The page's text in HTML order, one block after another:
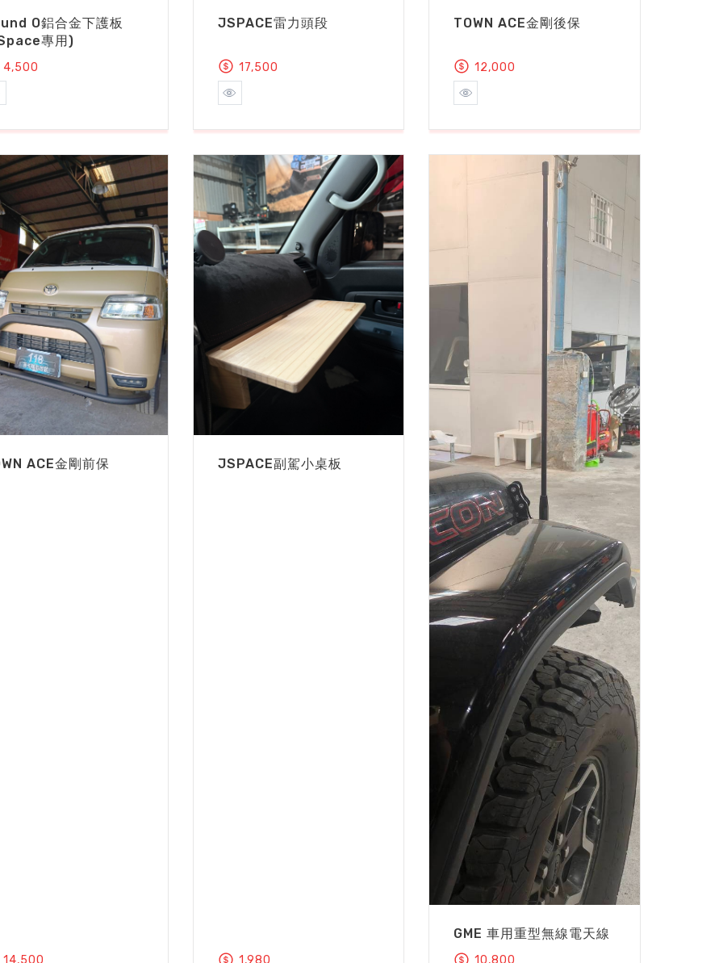
O鋁合金下護板
專用)
4,500
JSPACE雷力頭段
17,500
TOWN ACE金剛後保
12,000
ACE金剛前保
14,500
JSPACE副駕小桌板
1,980
GME 車用重型無線電天線
10,800